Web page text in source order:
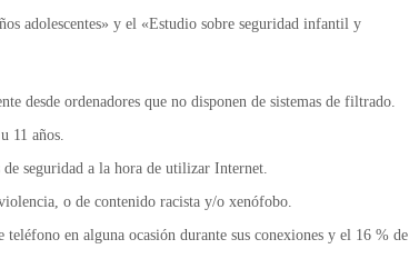
adolescentes» y el «Estudio sobre seguridad infantil y
desde ordenadores que no disponen de sistemas de filtrado.
11 años.
seguridad a la hora de utilizar Internet.
o de contenido racista y/o xenófobo.
en alguna ocasión durante sus conexiones y el 16 % de